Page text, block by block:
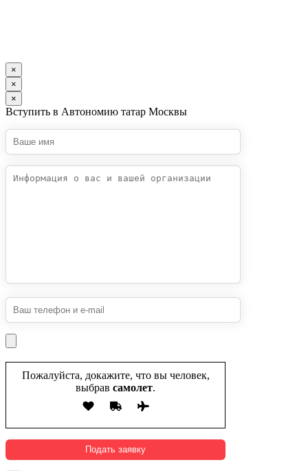
×
×
×
Вступить в Автономию татар Москвы
Пожалуйста, докажите, что вы человек,
выбрав самолет.